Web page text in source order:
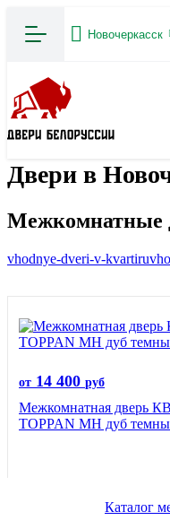
Новочеркасск
Двери в
Межкомнатные
vhodnye-dveri-v-kvartiru
от 14 400 руб
Межкомнатная дверь
TOPPAN MH дуб
Каталог